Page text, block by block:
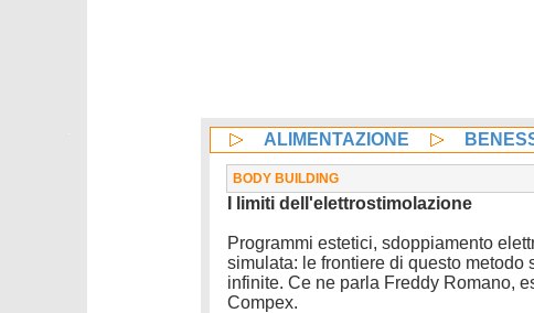
ALIMENTAZIONE
BODY BUILDING
I limiti dell'elettrostimolazione
Programmi estetici, sdoppiamento
simulata: le frontiere di questo metodo
infinite. Ce ne parla Freddy Romano,
Compex.